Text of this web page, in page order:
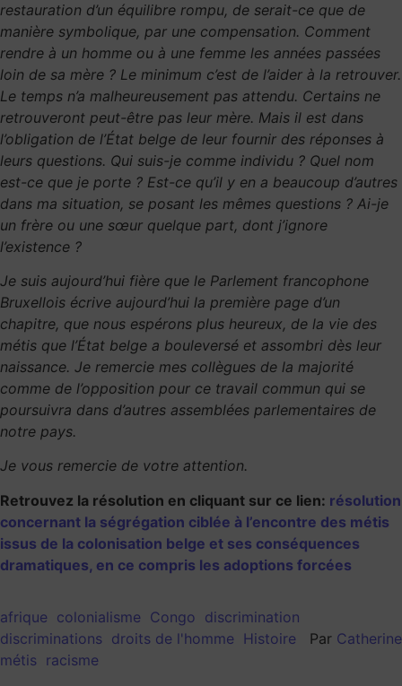
restauration d’un équilibre rompu, de serait-ce que de
manière symbolique, par une compensation. Comment
rendre à un homme ou à une femme les années passées
loin de sa mère ? Le minimum c’est de l’aider à la retrouver.
Le temps n’a malheureusement pas attendu. Certains ne
retrouveront peut-être pas leur mère. Mais il est dans
l’obligation de l’État belge de leur fournir des réponses à
leurs questions. Qui suis-je comme individu ? Quel nom
est-ce que je porte ? Est-ce qu’il y en a beaucoup d’autres
dans ma situation, se posant les mêmes questions ? Ai-je
un frère ou une sœur quelque part, dont j’ignore
l’existence ?
Je suis aujourd’hui fière que le Parlement francophone
Bruxellois écrive aujourd’hui la première page d’un
chapitre, que nous espérons plus heureux, de la vie des
métis que l’État belge a bouleversé et assombri dès leur
naissance. Je remercie mes collègues de la majorité
comme de l’opposition pour ce travail commun qui se
poursuivra dans d’autres assemblées parlementaires de
notre pays.
Je vous remercie de votre attention.
Retrouvez la résolution en cliquant sur ce lien: résolution
concernant la ségrégation ciblée à l’encontre des métis
issus de la colonisation belge et ses conséquences
dramatiques, en ce compris les adoptions forcées
afrique colonialisme Congo discrimination
discriminations droits de l'homme Histoire
métis racisme
Par Catherine